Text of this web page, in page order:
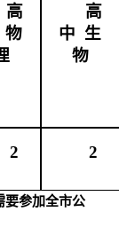
高
物
高
中 生
物
2 2
要参加全市公